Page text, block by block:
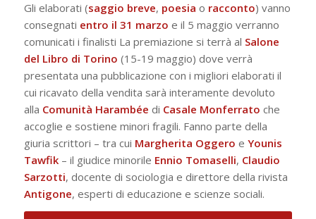
Gli elaborati (saggio breve, poesia o racconto) vanno
consegnati entro il 31 marzo e il 5 maggio verranno
comunicati i finalisti La premiazione si terrà al Salone
del Libro di Torino (15-19 maggio) dove verrà
presentata una pubblicazione con i migliori elaborati il
cui ricavato della vendita sarà interamente devoluto
alla Comunità Harambée di Casale Monferrato che
accoglie e sostiene minori fragili. Fanno parte della
giuria scrittori – tra cui Margherita Oggero e Younis
Tawfik– il giudice minorile Ennio Tomaselli, Claudio
Sarzotti, docente di sociologia e direttore della rivista
Antigone, esperti di educazione e scienze sociali.